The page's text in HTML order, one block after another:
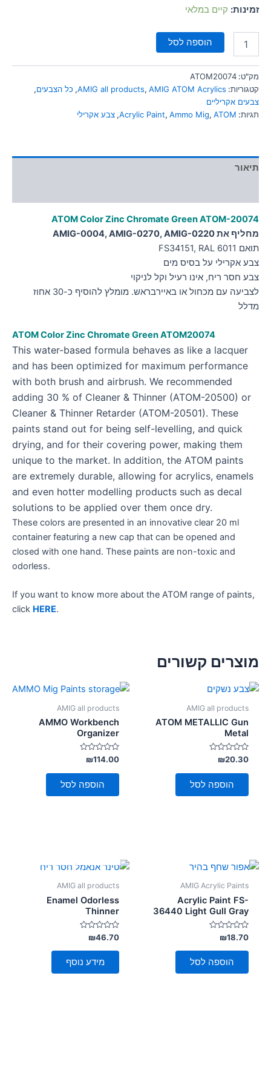
font_download סמן קישורים זמינות: קיים במלאי
הוספה לסל
מק"ט: ATOM20074
קטגוריות:
AMIG all products, AMIG ATOM Acrylics
, כל הצבעים,
צבעים אקריליים
תגיות:
Acrylic Paint, Ammo Mig, ATOM
, צבע אקרילי
תיאור
ATOM Color Zinc Chromate GreenATOM-20074
מחליף את AMIG-0004, AMIG-0270, AMIG-0220
תואם FS34151, RAL 6011
צבע אקרילי על בסיס מים
צבע חסר ריח, אינו רעיל וקל לניקוי
לצביעה עם מכחול או באיירבראש. מומלץ להוסיף כ-30 אחוז
מדלל
ATOM Color Zinc Chromate GreenATOM20074
This water-based formula behaves as like a lacquer
and has been optimized for maximum performance
with both brush and airbrush. We recommended
adding 30 % of Cleaner & Thinner (ATOM-20500) or
Cleaner & Thinner Retarder (ATOM-20501). These
paints stand out for being self-levelling, and quick
drying, and for their covering power, making them
unique to the market. In addition, the ATOM paints
are extremely durable, allowing for acrylics, enamels
and even hotter modelling products such as decal
solutions to be applied over them once dry.
These colors are presented in an innovative clear 20 ml
container featuring a new cap that can be opened and
closed with one hand. These paints are non-toxic and
odorless.
If you want to know more about the ATOM range of paints,
click HERE.
מוצרים קשורים
AMIG all products
ATOM METALLIC Gun
Metal
דורג
0
מתוך
₪20.30
הוספה לסל
AMIG all products
AMMO Workbench
Organizer
דורג
0
מתוך
₪114.00
הוספה לסל
AMIG Acrylic Paints
Acrylic Paint FS-
36440 Light Gull Gray
דורג
0
מתוך
₪18.70
הוספה לסל
AMIG all products
Enamel Odorless
Thinner
דורג
0
מתוך
₪46.70
מידע נוסף